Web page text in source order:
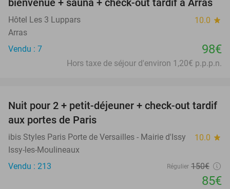
bienvenue + sauna + check-out tardif à Arras
Hôtel Les 3 Luppars 10.0 star
Arras
Vendu : 7
98€
Hors taxe de séjour d'environ 1,20€ p.p.p.n.
43%
Nuit pour 2 + petit-déjeuner + check-out tardif
aux portes de Paris
ibis Styles Paris Porte de Versailles - Mairie d'Issy 10.0 star
Issy-les-Moulineaux
Vendu : 213
Régulier 150€
85€